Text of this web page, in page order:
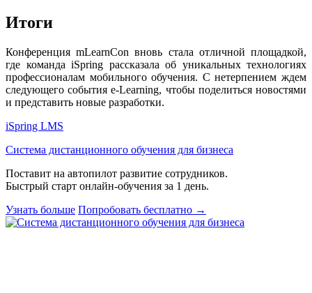
Итоги
Конференция mLearnCon вновь стала отличной площадкой,
где команда iSpring рассказала об уникальных технологиях
профессионалам мобильного обучения. С нетерпением ждем
следующего события e-Learning, чтобы поделиться новостями
и представить новые разработки.
iSpring LMS
Система дистанционного обучения для бизнеса
Поставит на автопилот развитие сотрудников.
Быстрый старт онлайн‑обучения за 1 день.
Узнать больше Попробовать бесплатно →